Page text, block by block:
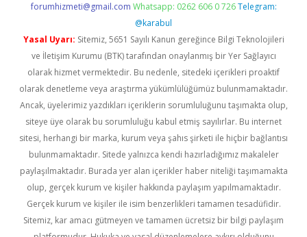
forumhizmeti@gmail.com Whatsapp: 0262 606 0 726 Telegram:
@karabul
Yasal Uyarı: Sitemiz, 5651 Sayılı Kanun gereğince Bilgi Teknolojileri
ve İletişim Kurumu (BTK) tarafından onaylanmış bir Yer Sağlayıcı
olarak hizmet vermektedir. Bu nedenle, sitedeki içerikleri proaktif
olarak denetleme veya araştırma yükümlülüğümüz bulunmamaktadır.
Ancak, üyelerimiz yazdıkları içeriklerin sorumluluğunu taşımakta olup,
siteye üye olarak bu sorumluluğu kabul etmiş sayılırlar. Bu internet
sitesi, herhangi bir marka, kurum veya şahıs şirketi ile hiçbir bağlantısı
bulunmamaktadır. Sitede yalnızca kendi hazırladığımız makaleler
paylaşılmaktadır. Burada yer alan içerikler haber niteliği taşımamakta
olup, gerçek kurum ve kişiler hakkında paylaşım yapılmamaktadır.
Gerçek kurum ve kişiler ile isim benzerlikleri tamamen tesadüfidir.
Sitemiz, kar amacı gütmeyen ve tamamen ücretsiz bir bilgi paylaşım